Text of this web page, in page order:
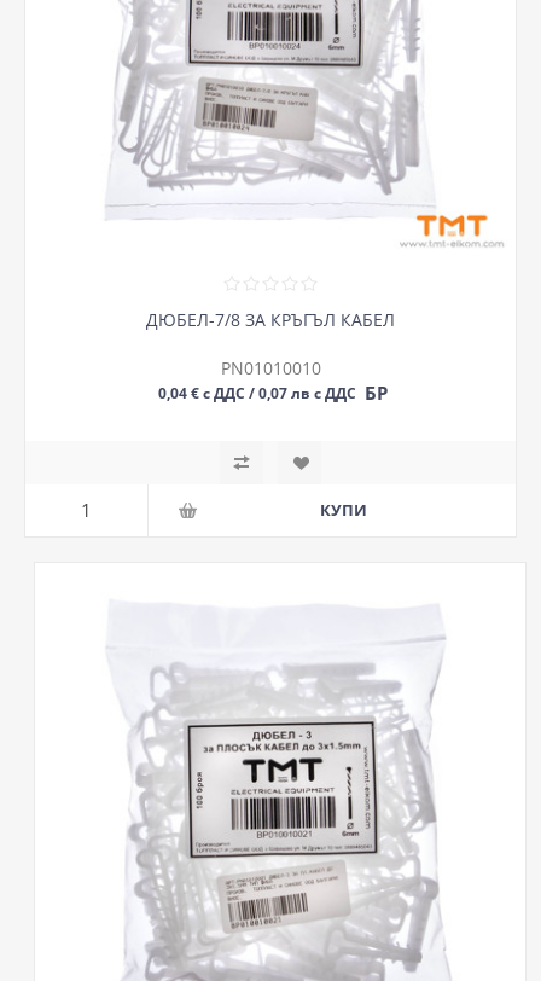
ДЮБЕЛ-7/8 ЗА КРЪГЪЛ КАБЕЛ
PN01010010
0,04 € с ДДС / 0,07 лв с ДДС БР